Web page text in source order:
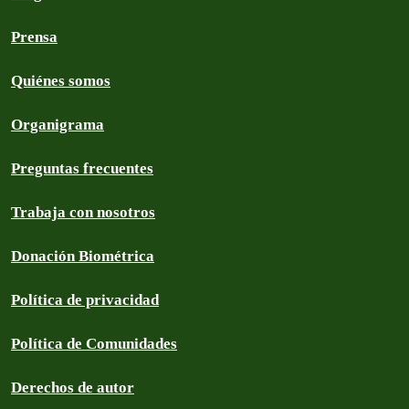
Prensa
Quiénes somos
Organigrama
Preguntas frecuentes
Trabaja con nosotros
Donación Biométrica
Política de privacidad
Política de Comunidades
Derechos de autor